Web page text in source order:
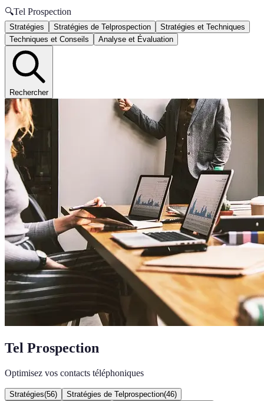
🔍Tel Prospection
Stratégies Stratégies de Telprospection
Stratégies et Techniques
Techniques et Conseils
Analyse et Évaluation
Rechercher
Tel Prospection
Optimisez vos contacts téléphoniques
Stratégies(56) Stratégies de Telprospection(46)